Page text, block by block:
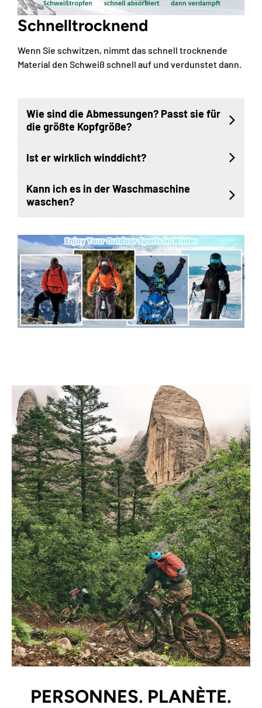
Schnelltrocknend
Wenn Sie schwitzen, nimmt das schnell trocknende
Material den Schweiß schnell auf und verdunstet dann.
Wie sind die Abmessungen? Passt sie für
die größte Kopfgröße?
Ist er wirklich winddicht?
Kann ich es in der Waschmaschine
waschen?
PERSONNES. PLANÈTE.